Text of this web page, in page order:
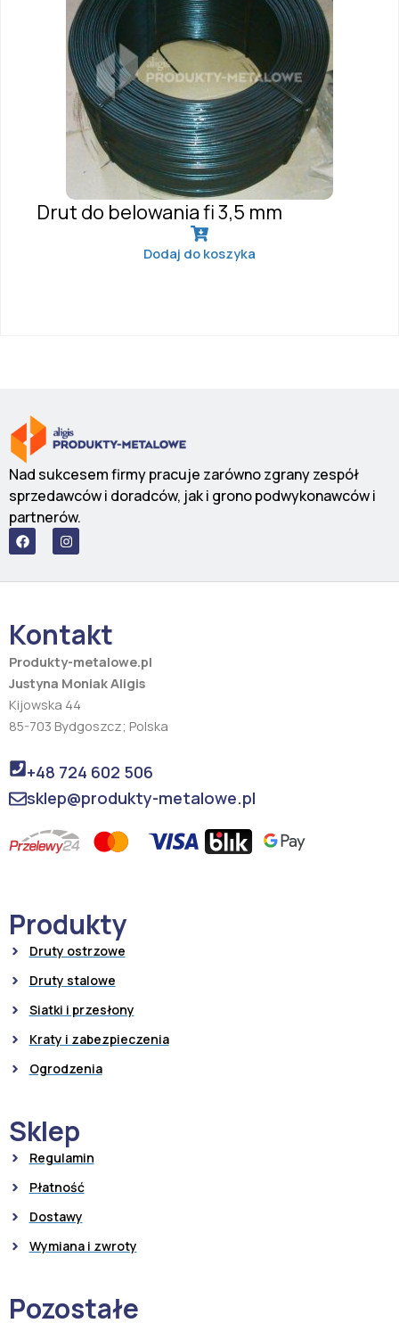
Drut do belowania fi 3,5 mm
Dodaj do koszyka
Nad sukcesem firmy pracuje zarówno zgrany zespół
sprzedawców i doradców, jak i grono podwykonawców i
partnerów.
F
a
c
b
k
I
n
s
a
a
m
Kontakt
Produkty-metalowe.pl
Justyna Moniak Aligis
Kijowska 44
85-703 Bydgoszcz; Polska
+48 724 602 506
sklep@produkty-metalowe.pl
Produkty
Druty ostrzowe
Druty stalowe
Siatki i przesłony
Kraty i zabezpieczenia
Ogrodzenia
Sklep
Regulamin
Płatność
Dostawy
Wymiana i zwroty
Pozostałe